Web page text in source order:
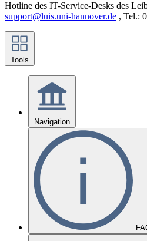
Hotline des IT-Service-Desks des
support@luis.uni-hannover.de , Tel.:
Tools
Navigation